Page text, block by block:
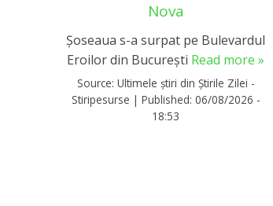
Nova
Șoseaua s-a surpat pe Bulevardul
Eroilor din București Read more »
Source: Ultimele știri din Știrile Zilei -
Stiripesurse | Published: 06/08/2026 -
18:53